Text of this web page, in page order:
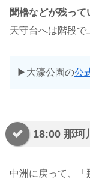
聞櫓などが残って
天守台へは階段で
▶︎大濠公園の公
18:00 那珂
中洲に戻って、「